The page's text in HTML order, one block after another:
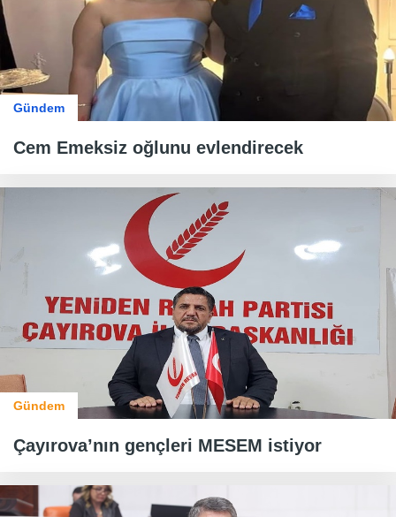
Gündem
Cem Emeksiz oğlunu evlendirecek
Gündem
Çayırova’nın gençleri MESEM istiyor